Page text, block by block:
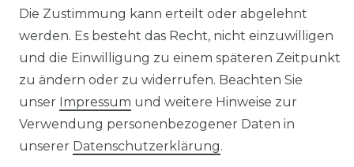
Impressum Daten­schutz­erklärung
AGB Barrierefreiheitserklärung
Die Zustimmung kann erteilt oder abgelehnt
werden. Es besteht das Recht, nicht einzuwilligen
und die Einwilligung zu einem späteren Zeitpunkt
zu ändern oder zu widerrufen. Beachten Sie
unser Impressum und weitere Hinweise zur
Verwendung personenbezogener Daten in
unserer Daten­schutz­erklärung.